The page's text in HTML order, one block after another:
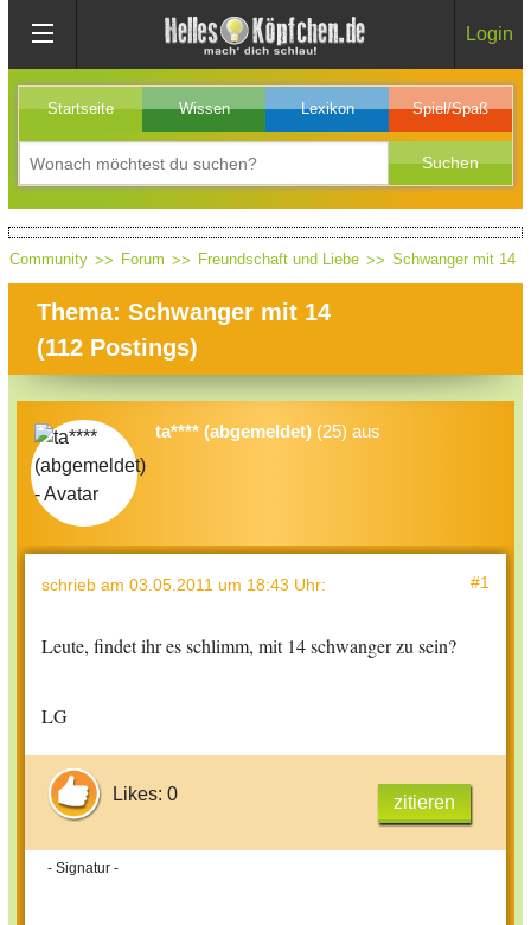
Login
Startseite Wissen Lexikon Spiel/Spaß
Community Forum Freundschaft und Liebe Schwanger mit 14
Thema: Schwanger mit 14
(112 Postings)
ta**** (abgemeldet) (25) aus
schrieb am 03.05.2011 um 18:43 Uhr: #1
Leute, findet ihr es schlimm, mit 14 schwanger zu sein?
LG
Likes: 0 zitieren
- Signatur -